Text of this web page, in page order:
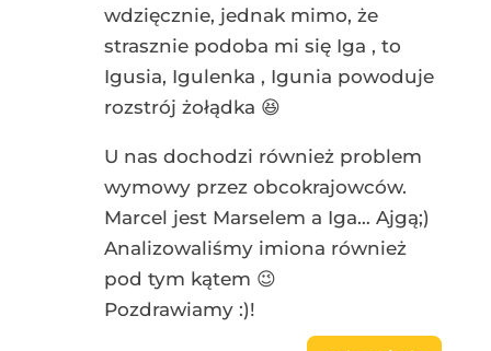
wdzięcznie, jednak mimo, że
strasznie podoba mi się Iga , to
Igusia, Igulenka , Igunia powoduje
rozstrój żołądka 😆
U nas dochodzi również problem
wymowy przez obcokrajowców.
Marcel jest Marselem a Iga… Ajgą;)
Analizowaliśmy imiona również
pod tym kątem 😉
Pozdrawiamy :)!